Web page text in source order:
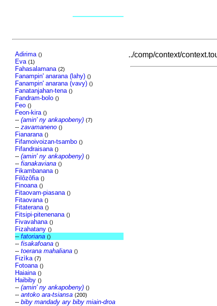
Adirima ()
Eva (1)
Fahasalamana (2)
Fanampin' anarana (lahy) ()
Fanampin' anarana (vavy) ()
Fanatanjahan-tena ()
Fandram-bolo ()
Feo ()
Feon-kira ()
-- (amin' ny ankapobeny) (7)
-- zavamaneno ()
Fianarana ()
Fifamoivoizan-tsambo ()
Fifandraisana ()
-- (amin' ny ankapobeny) ()
-- fianakaviana ()
Fikambanana ()
Filôzôfia ()
Finoana ()
Fitaovam-piasana ()
Fitaovana ()
Fitaterana ()
Fitsipi-pitenenana ()
Fivavahana ()
Fizahatany ()
-- fatoriana ()
-- fisakafoana ()
-- toerana mahaliana ()
Fizìka (7)
Fotoana ()
Haiaina ()
Haibiby ()
-- (amin' ny ankapobeny) ()
-- antoko ara-tsiansa (200)
-- biby mandady ary biby miain-droa
../comp/context/